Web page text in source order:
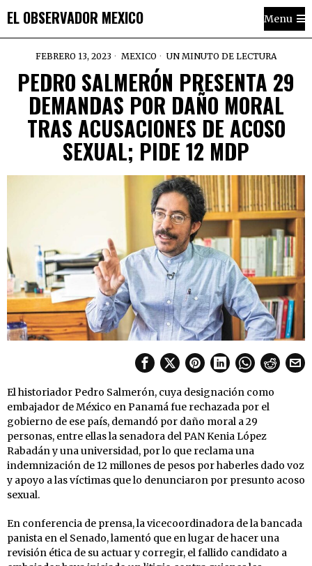
EL OBSERVADOR MEXICO Menu
FEBRERO 13, 2023 MEXICO UN MINUTO DE LECTURA
PEDRO SALMERÓN PRESENTA 29
DEMANDAS POR DAÑO MORAL
TRAS ACUSACIONES DE ACOSO
SEXUAL; PIDE 12 MDP
El historiador Pedro Salmerón, cuya designación como
embajador de México en Panamá fue rechazada por el
gobierno de ese país, demandó por daño moral a 29
personas, entre ellas la senadora del PAN Kenia López
Rabadán y una universidad, por lo que reclama una
indemnización de 12 millones de pesos por haberles dado voz
y apoyo a las víctimas que lo denunciaron por presunto acoso
sexual.
En conferencia de prensa, la vicecoordinadora de la bancada
panista en el Senado, lamentó que en lugar de hacer una
revisión ética de su actuar y corregir, el fallido candidato a